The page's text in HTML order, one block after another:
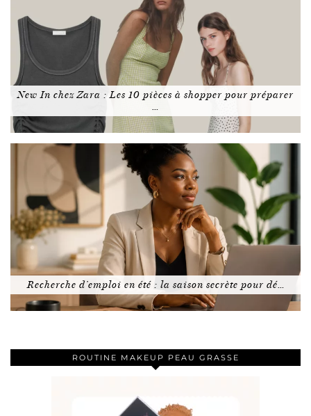
New In chez Zara : Les 10 pièces à shopper pour préparer
…
Recherche d’emploi en été : la saison secrète pour dé…
ROUTINE MAKEUP PEAU GRASSE